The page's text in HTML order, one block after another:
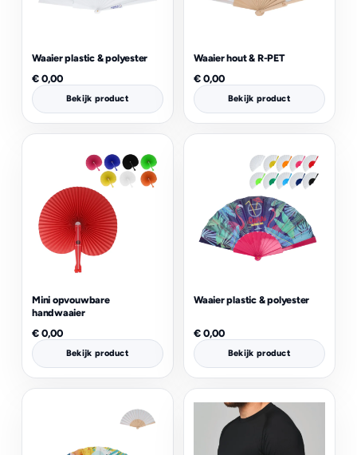
Waaier plastic & polyester
€0,00
Bekijk product
Waaier hout & R-PET
€0,00
Bekijk product
Mini opvouwbare
handwaaier
€0,00
Bekijk product
Waaier plastic & polyester
€0,00
Bekijk product